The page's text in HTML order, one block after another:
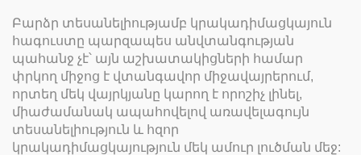
Բարձր տեսանելիությամբ կրակադիմացկայուն
հագուստը պարզապես անվտանգության
պահանջ չէ՝ այն աշխատակիցների համար
փրկող միջոց է վտանգավոր միջավայրերում,
որտեղ մեկ վայրկյանը կարող է որոշիչ լինել,
միաժամանակ ապահովելով առավելագույն
տեսանելիություն և հզոր
կրակադիմացկայություն մեկ ամուր լուծման մեջ: